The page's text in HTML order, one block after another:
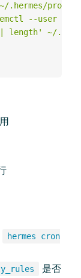
.hermes/
--user is-
~/
hermes cron
是否